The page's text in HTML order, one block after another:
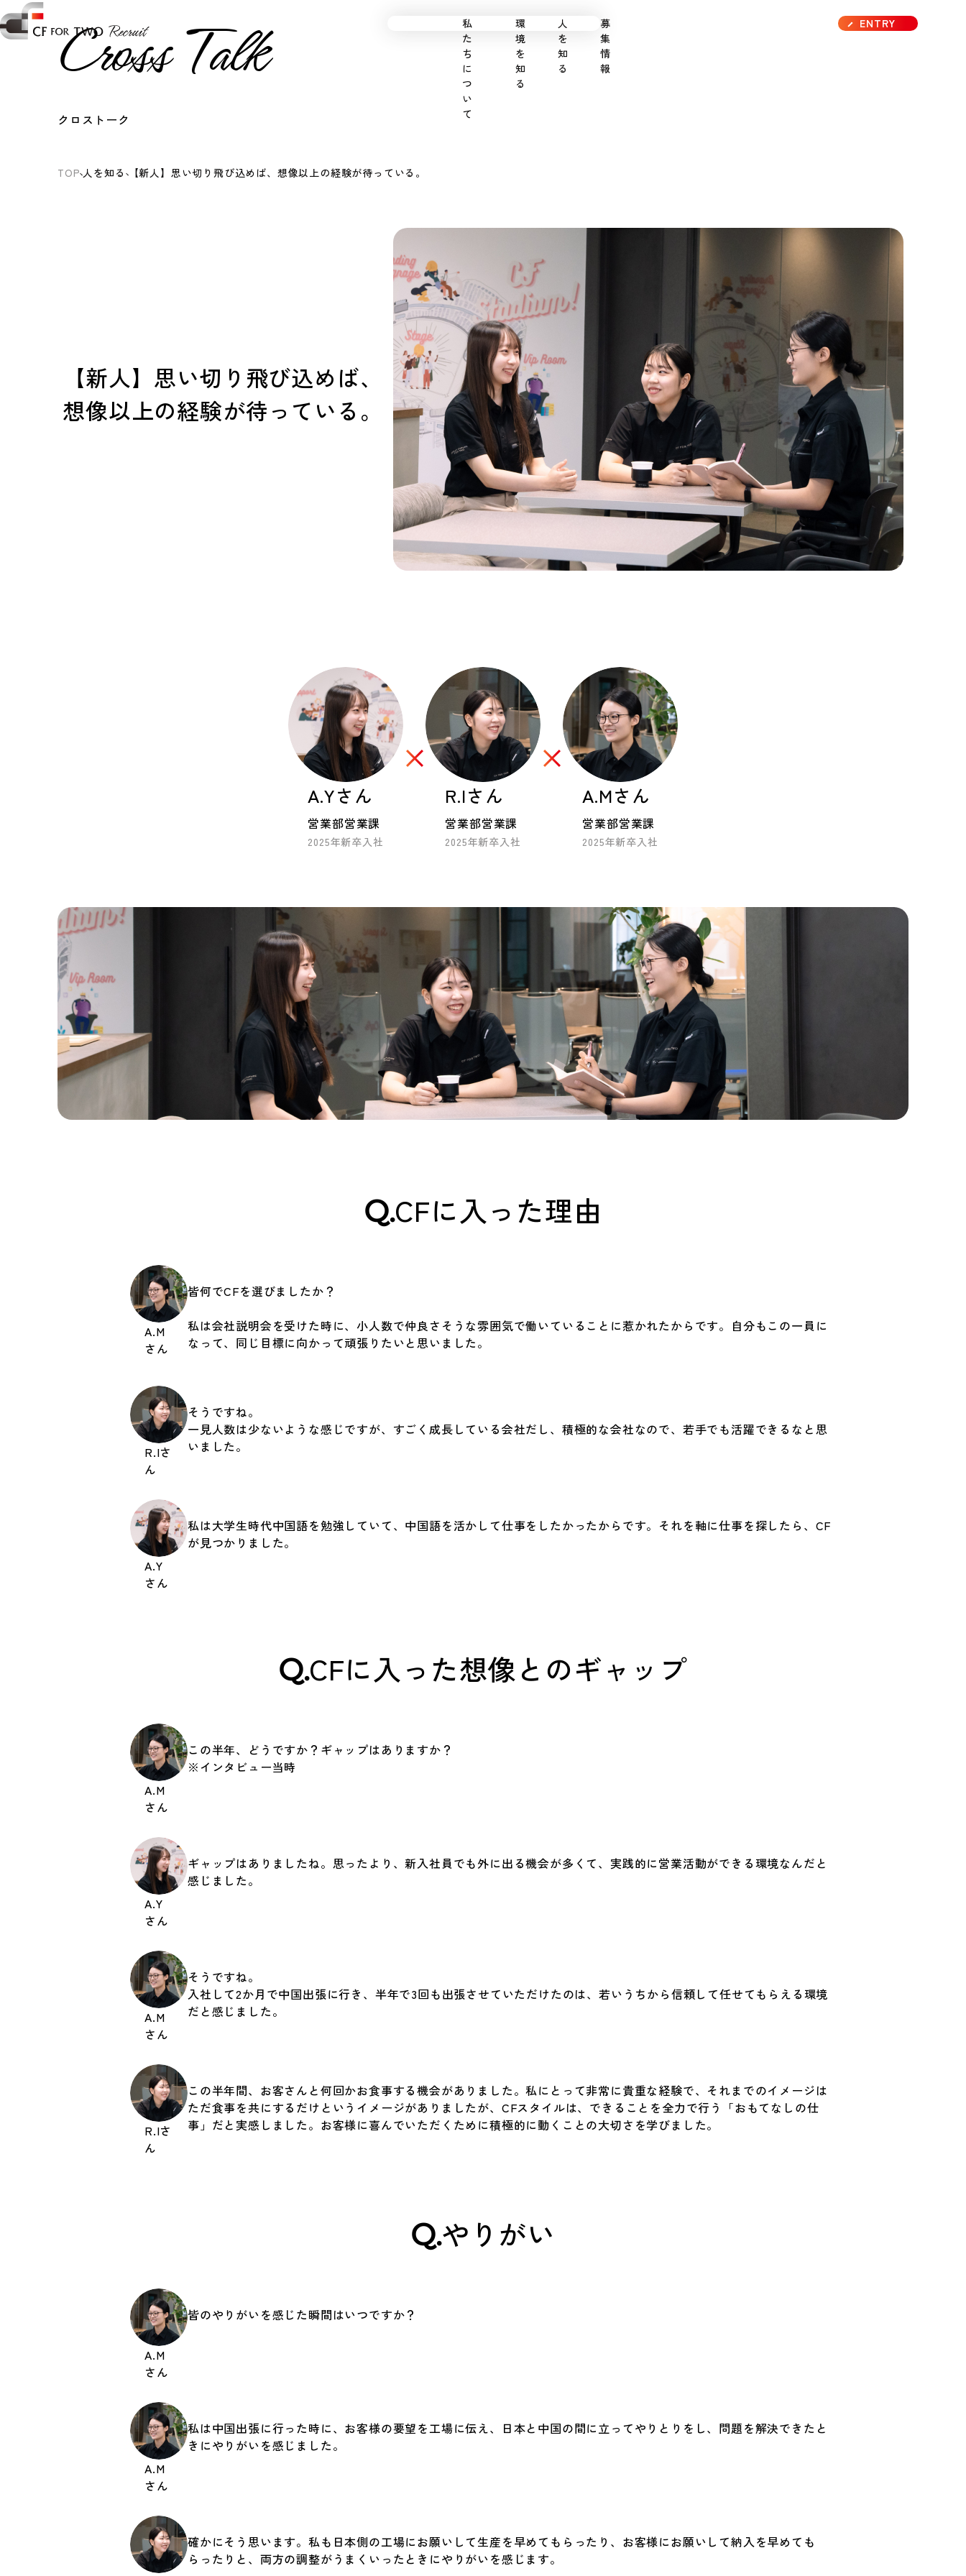
環境を知る 人を知る 募集情報 ENTRY
Cross Talk
クロストーク
TOP 人を知る 【新人】思い切り飛び込めば、想像以上の経験が待っている。
【新人】思い切り飛び込めば、
想像以上の経験が待っている。
A.Yさん
営業部営業課
2025年新卒入社
R.Iさん
営業部営業課
2025年新卒入社
A.Mさん
営業部営業課
2025年新卒入社
Q.CFに入った理由
A.M
さん
皆何でCFを選びましたか？
私は会社説明会を受けた時に、小人数で仲良さそうな雰囲気で働いていることに惹かれたからです。自分もこの一員に
なって、同じ目標に向かって頑張りたいと思いました。
R.Iさ
ん
そうですね。
一見人数は少ないような感じですが、すごく成長している会社だし、積極的な会社なので、若手でも活躍できるなと思
いました。
A.Y
さん
私は大学生時代中国語を勉強していて、中国語を活かして仕事をしたかったからです。それを軸に仕事を探したら、CF
が見つかりました。
Q.CFに入った想像とのギャップ
A.M
さん
この半年、どうですか？ギャップはありますか？
※インタビュー当時
A.Y
さん
ギャップはありましたね。思ったより、新入社員でも外に出る機会が多くて、実践的に営業活動ができる環境なんだと
感じました。
A.M
さん
そうですね。
入社して2か月で中国出張に行き、半年で3回も出張させていただけたのは、若いうちから信頼して任せてもらえる環境
だと感じました。
R.Iさ
ん
この半年間、お客さんと何回かお食事する機会がありました。私にとって非常に貴重な経験で、それまでのイメージは
ただ食事を共にするだけというイメージがありましたが、CFスタイルは、できることを全力で行う「おもてなしの仕
事」だと実感しました。お客様に喜んでいただくために積極的に動くことの大切さを学びました。
Q.やりがい
A.M
さん
皆のやりがいを感じた瞬間はいつですか？
A.M
さん
私は中国出張に行った時に、お客様の要望を工場に伝え、日本と中国の間に立ってやりとりをし、問題を解決できたと
きにやりがいを感じました。
確かにそう思います。私も日本側の工場にお願いして生産を早めてもらったり、お客様にお願いして納入を早めても
らったりと、両方の調整がうまくいったときにやりがいを感じます。